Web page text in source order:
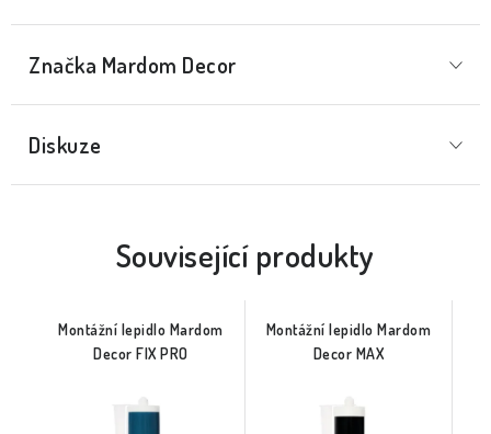
Značka Mardom Decor
Diskuze
Související produkty
Montážní lepidlo Mardom
Decor FIX PRO
Montážní lepidlo Mardom
Decor MAX